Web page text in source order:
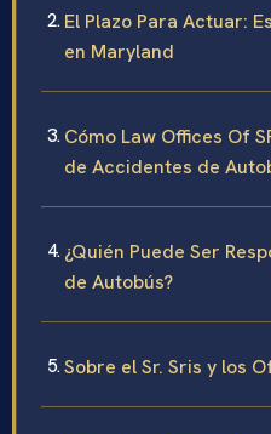
El Plazo Para Actuar:
en Maryland
Cómo Law Offices Of
de Accidentes de
¿Quién Puede Ser
de Autobús?
Sobre el Sr. Sris y los